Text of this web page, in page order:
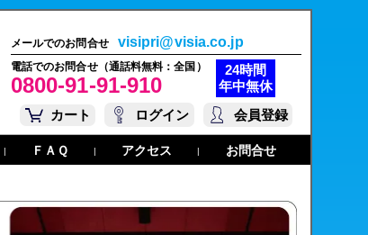
メールでのお問合せ visipri@visia.co.jp
電話でのお問合せ（通話料無料：全国）
0800-91-91-910
24時間
年中無休
カート
ログイン 会員登録
| ＦＡＱ | アクセス | お問合せ